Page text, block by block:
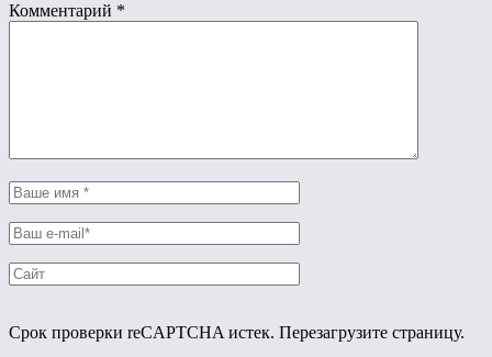
Комментарий *
Срок проверки reCAPTCHA истек. Перезагрузите страницу.